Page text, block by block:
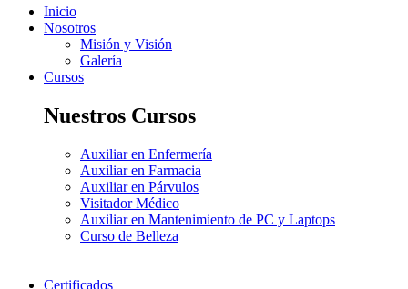
Inicio
Nosotros
Misión y Visión
Galería
Cursos
Nuestros Cursos
Auxiliar en Enfermería
Auxiliar en Farmacia
Auxiliar en Párvulos
Visitador Médico
Auxiliar en Mantenimiento de PC y Laptops
Curso de Belleza
Certificados